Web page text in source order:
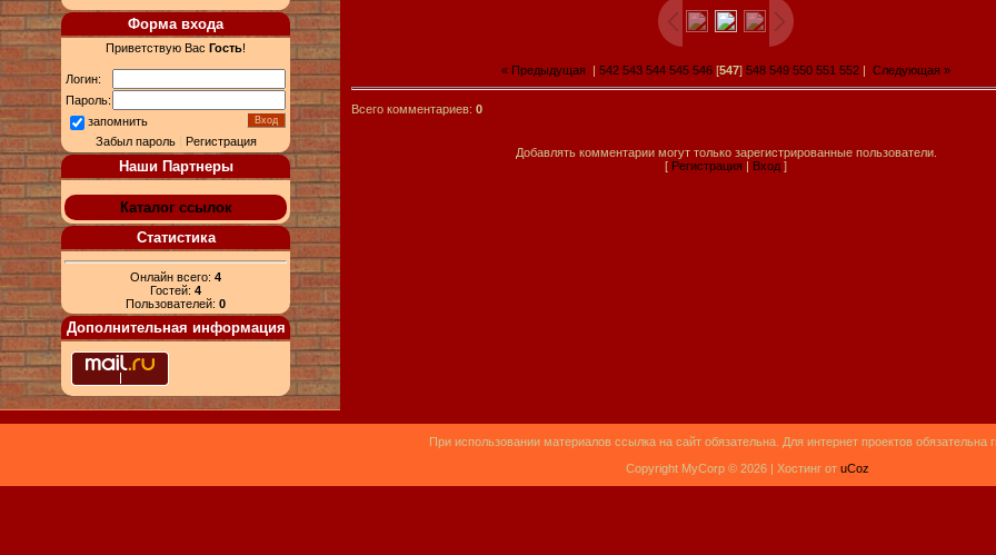
Форма входа
Приветствую Вас Гость!
Логин:
Пароль:
запомнить
Забыл пароль| Регистрация
Наши Партнеры
Каталог ссылок
Статистика
Онлайн всего: 4
Гостей: 4
Пользователей: 0
Дополнительная информация
« Предыдущая 542 543 544 545 546 [547] 548 549 550 551 552 Следующая »
Всего комментариев: 0
Добавлять комментарии могут только зарегистрированные пользователи.
[ Регистрация | Вход ]
При использовании материалов ссылка на сайт обязательна. Для интернет проектов обязательна
Copyright MyCorp © 2026 | Хостинг от uCoz